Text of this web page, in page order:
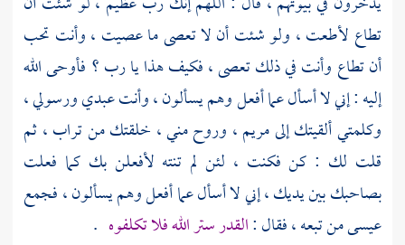
تطاع لأطعت ، ولو شئت أن لا تعصى ما عصيت ، وأنت تحب
أن تطاع وأنت في ذلك تعصى ، فكيف هذا يا رب ؟ فأوحى الله
إليه : إني لا أسأل عما أفعل وهم يسألون ، وأنت عبدي ورسولي ،
وكلمتي ألقيتك إلىمريم، وروح مني ، خلقتك من تراب ، ثم
قلت لك : كن فكنت ، لئن لم تنته لأفعلن بك كما فعلت
بصاحبك بين يديك ، إني لا أسأل عما أفعل وهم يسألون ، فجمع
عيسىمن تبعه ، فقال :القدر ستر الله فلا تكلفوه .